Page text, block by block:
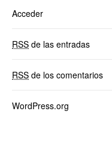
Acceder
RSS de las entradas
RSS de los comentarios
WordPress.org